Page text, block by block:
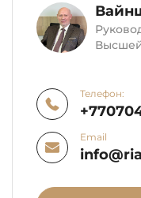
Телефон:
Email